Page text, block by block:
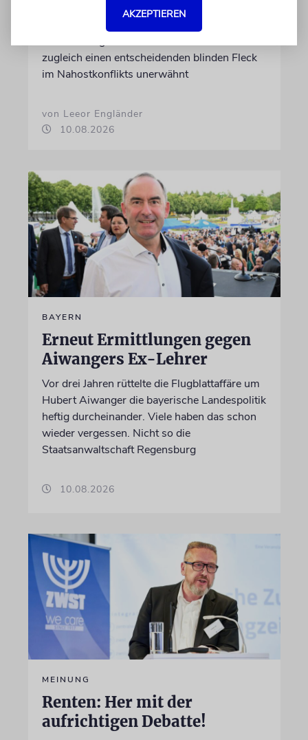
Zwei taz-Essays erzählen eindringlich von
zugleich einen entscheidenden blinden Fleck
im Nahostkonflikts unerwähnt
von Leeor Engländer
10.08.2026
BAYERN
Erneut Ermittlungen gegen
Aiwangers Ex-Lehrer
Vor drei Jahren rüttelte die Flugblattaffäre um
Hubert Aiwanger die bayerische Landespolitik
heftig durcheinander. Viele haben das schon
wieder vergessen. Nicht so die
Staatsanwaltschaft Regensburg
10.08.2026
MEINUNG
Renten: Her mit der
aufrichtigen Debatte!
AKZEPTIEREN